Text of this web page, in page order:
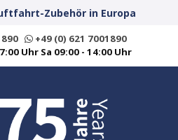
Zubehör in Europa
+49 (0) 621 7001890
Uhr Sa 09:00 - 14:00 Uhr